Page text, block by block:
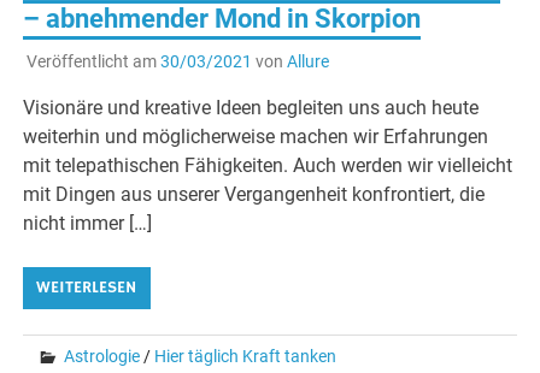
– abnehmender Mond in Skorpion
Veröffentlicht am30/03/2021 von Allure
Visionäre und kreative Ideen begleiten uns auch heute
weiterhin und möglicherweise machen wir Erfahrungen
mit telepathischen Fähigkeiten. Auch werden wir vielleicht
mit Dingen aus unserer Vergangenheit konfrontiert, die
nicht immer […]
WEITERLESEN
Astrologie / Hier täglich Kraft tanken